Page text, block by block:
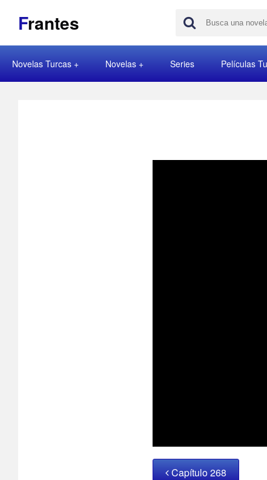
Frantes
Novelas Turcas Novelas Series Películas
Capítulo 268